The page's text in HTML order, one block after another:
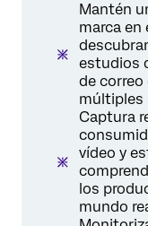
Mantén
marca
estudios
de
múltiples
Captura
vídeo y
los
mundo